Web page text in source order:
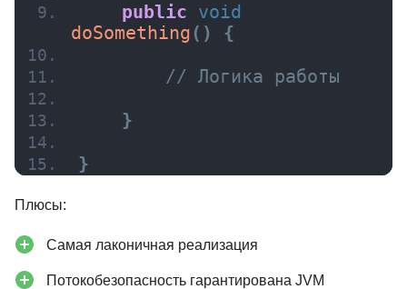
public
void
doSomething ( ) {
// Логика работы
}
}
Плюсы:
Самая лаконичная реализация
Потокобезопасность гарантирована JVM